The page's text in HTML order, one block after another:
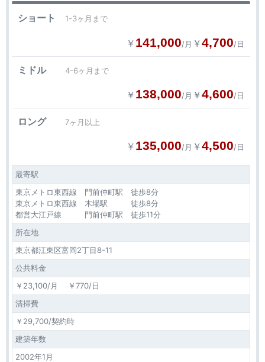
ショート 1-3ヶ月まで
￥ 141,000/月 ￥4,700/日
ミドル 4-6ヶ月まで
￥ 138,000/月 ￥4,600/日
ロング 7ヶ月以上
￥ 135,000/月 ￥4,500/日
最寄駅
東京メトロ東西線 門前仲町駅 徒歩8分
東京メトロ東西線 木場駅 徒歩8分
都営大江戸線 門前仲町駅 徒歩11分
所在地
東京都江東区富岡2丁目8-11
公共料金
￥23,100/月 ￥770/日
清掃費
￥29,700/契約時
建築年数
2002年1月